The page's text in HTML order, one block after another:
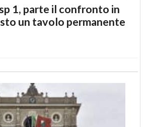
1, parte il confronto in
un tavolo permanente